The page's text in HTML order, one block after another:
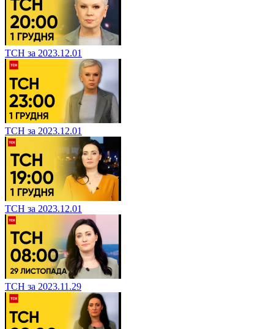
ТСН за 2023.12.01
ТСН за 2023.12.01
ТСН за 2023.12.01
ТСН за 2023.11.29